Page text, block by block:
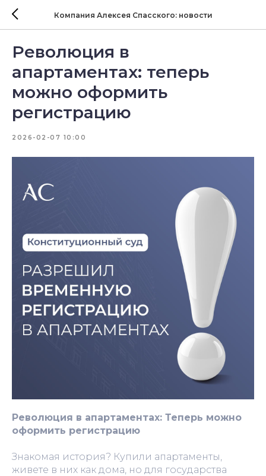
Компания Алексея Спасского: новости
Революция в
апартаментах: теперь
можно оформить
регистрацию
2026-02-07 10:00
Революция в апартаментах: Теперь можно
оформить регистрацию
Знакомая история? Купили апартаменты,
живете в них как дома, но для государства